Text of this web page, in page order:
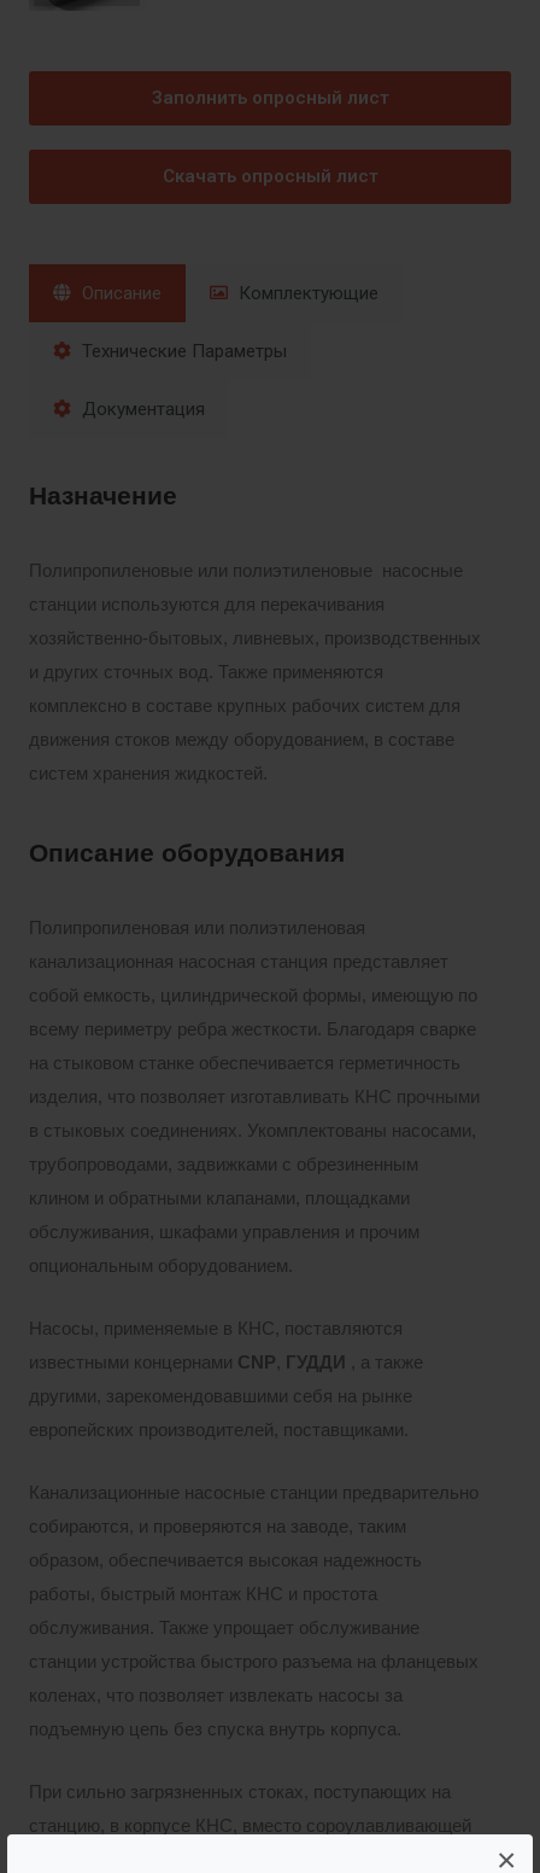
×
Заполнить опросный лист
Скачать опросный лист
Описание Комплектующие
Технические Параметры
Документация
Назначение
Полипропиленовые или полиэтиленовые насосные
станции используются для перекачивания
хозяйственно-бытовых, ливневых, производственных
и других сточных вод. Также применяются
комплексно в составе крупных рабочих систем для
движения стоков между оборудованием, в составе
систем хранения жидкостей.
Описание оборудования
Полипропиленовая или полиэтиленовая
канализационная насосная станция представляет
собой емкость, цилиндрической формы, имеющую по
всему периметру ребра жесткости. Благодаря сварке
на стыковом станке обеспечивается герметичность
изделия, что позволяет изготавливать КНС прочными
в стыковых соединениях. Укомплектованы насосами,
трубопроводами, задвижками с обрезиненным
клином и обратными клапанами, площадками
обслуживания, шкафами управления и прочим
опциональным оборудованием.
Насосы, применяемые в КНС, поставляются
известными концернами CNP, ГУДДИ , а также
другими, зарекомендовавшими себя на рынке
европейских производителей, поставщиками.
Канализационные насосные станции предварительно
собираются, и проверяются на заводе, таким
образом, обеспечивается высокая надежность
работы, быстрый монтаж КНС и простота
обслуживания. Также упрощает обслуживание
станции устройства быстрого разъема на фланцевых
коленах, что позволяет извлекать насосы за
подъемную цепь без спуска внутрь корпуса.
При сильно загрязненных стоках, поступающих на
станцию, в корпусе КНС, вместо сороулавливающей